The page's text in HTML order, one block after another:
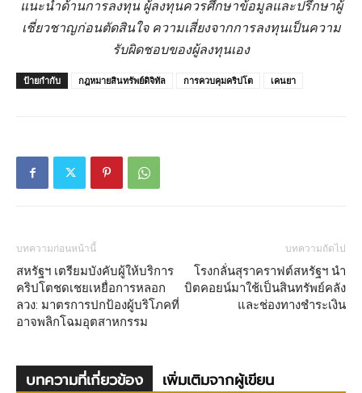
แนะนำด้านการลงทุน ผู้ลงทุนควรศึกษาข้อมูลและปรึกษาผู้
เชี่ยวชาญก่อนตัดสินใจ ความเสี่ยงจากการลงทุนเป็นความ
รับผิดชอบของผู้ลงทุนเอง
ป้ายกำกับ กฎหมายสินทรัพย์ดิจิทัล การควบคุมคริปโต เคนยา
บทความก่อนหน้านี้
สหรัฐฯ เตรียมบังคับผู้ให้บริการ
คริปโตชดเชยเหยื่อการหลอก
ลวง: มาตรการปกป้องผู้บริโภคที่
อาจพลิกโฉมอุตสาหกรรม
บทความถัดไป
โรงกลั่นสุราคราฟต์สหรัฐฯ นำ
บิตคอยน์มาใช้เป็นสินทรัพย์คลัง
และช่องทางชำระเงิน
บทความที่เกี่ยวข้อง เพิ่มเติมจากผู้เขียน